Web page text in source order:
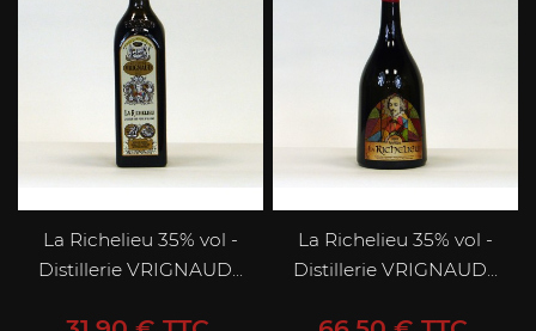
La Richelieu 35% vol -
Distillerie VRIGNAUD...
La Richelieu 35% vol -
Distillerie VRIGNAUD...